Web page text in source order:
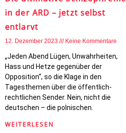
in der ARD – jetzt selbst
entlarvt
12. Dezember 2023 Keine Kommentare
„Jeden Abend Lügen, Unwahrheiten,
Hass und Hetze gegenüber der
Opposition“, so die Klage in den
Tagesthemen über die öffentlich-
rechtlichen Sender. Nein, nicht die
deutschen – die polnischen.
WEITERLESEN